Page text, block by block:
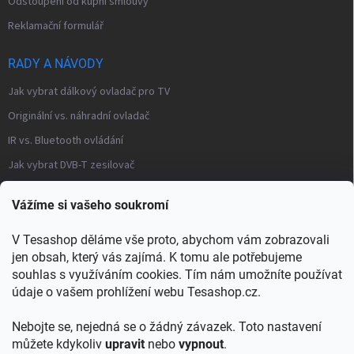
Vážíme si vašeho soukromí
V Tesashop děláme vše proto, abychom vám zobrazovali
jen obsah, který vás zajímá. K tomu ale potřebujeme
souhlas s využíváním cookies. Tím nám umožníte používat
údaje o vašem prohlížení webu Tesashop.cz.
Nebojte se, nejedná se o žádný závazek. Toto nastavení
můžete kdykoliv upravit nebo vypnout.
Reklamační formulář
RADY A NÁVODY
Jak vybrat dálkový ovladač pro TV
Originální vs. náhradní ovladač
IR vs. Bluetooth ovládání
Jak vybrat DVB-T zesilovač
Distribuce TV signálu
→ Všechny články a návody
KONTAKT
+421903553805